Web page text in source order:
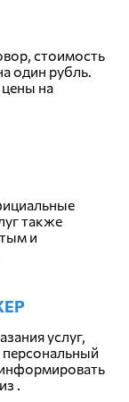
стоимость
один рубль.
на
также
и
услуг,
персональный
.